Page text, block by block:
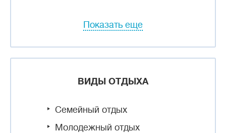
Показать еще
ВИДЫ ОТДЫХА
Семейный отдых
Молодежный отдых